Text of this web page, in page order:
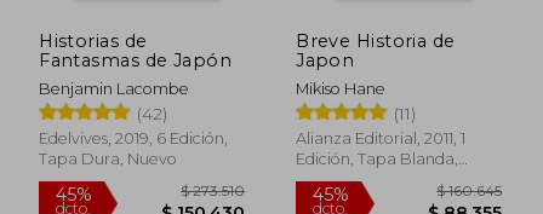
45%
dcto. $ 78.548
45%
dcto.
Historias de
Fantasmas de Japón
Benjamin Lacombe
(42)
Edelvives, 2019, 6 Edición,
Tapa Dura, Nuevo
Breve Historia de
Japon
Mikiso Hane
(11)
Alianza Editorial, 2011, 1
Edición, Tapa Blanda,
Nuevo